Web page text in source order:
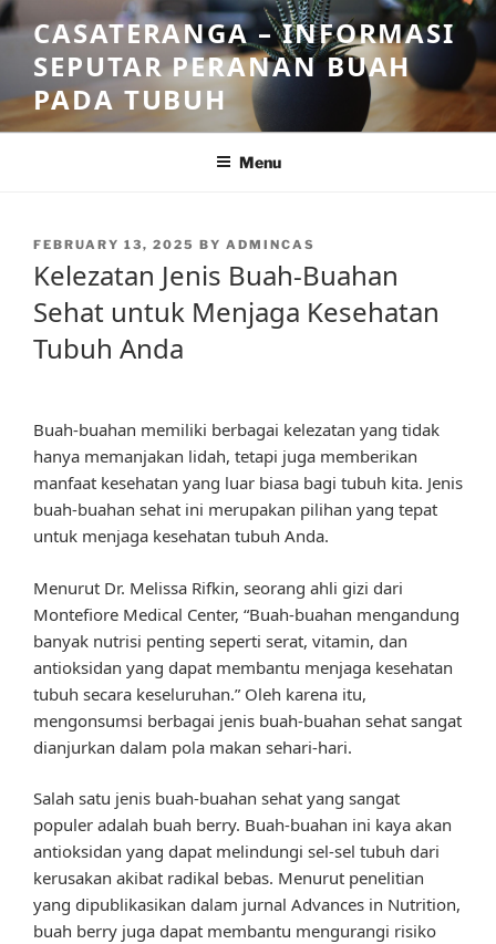
Skip
to
content
CASATERANGA – INFORMASI
SEPUTAR PERANAN BUAH
PADA TUBUH
Menu
POSTED
FEBRUARY 13, 2025 BY ADMINCAS
Kelezatan Jenis Buah-Buahan
Sehat untuk Menjaga Kesehatan
Tubuh Anda
Buah-buahan memiliki berbagai kelezatan yang tidak
hanya memanjakan lidah, tetapi juga memberikan
manfaat kesehatan yang luar biasa bagi tubuh kita. Jenis
buah-buahan sehat ini merupakan pilihan yang tepat
untuk menjaga kesehatan tubuh Anda.
Menurut Dr. Melissa Rifkin, seorang ahli gizi dari
Montefiore Medical Center, “Buah-buahan mengandung
banyak nutrisi penting seperti serat, vitamin, dan
antioksidan yang dapat membantu menjaga kesehatan
tubuh secara keseluruhan.” Oleh karena itu,
mengonsumsi berbagai jenis buah-buahan sehat sangat
dianjurkan dalam pola makan sehari-hari.
Salah satu jenis buah-buahan sehat yang sangat
populer adalah buah berry. Buah-buahan ini kaya akan
antioksidan yang dapat melindungi sel-sel tubuh dari
kerusakan akibat radikal bebas. Menurut penelitian
yang dipublikasikan dalam jurnal Advances in Nutrition,
buah berry juga dapat membantu mengurangi risiko